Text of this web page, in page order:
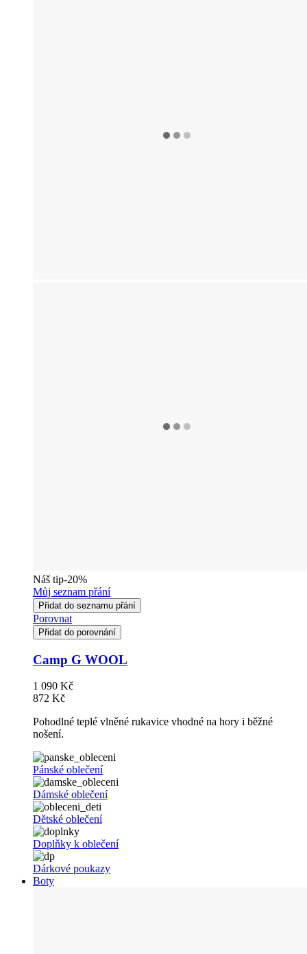
Náš tip-20%
Můj seznam přání
Přidat do seznamu přání
Porovnat
Přidat do porovnání
Camp G WOOL
1 090 Kč
872 Kč
Pohodlné teplé vlněné rukavice vhodné na hory i běžné
nošení.
Pánské oblečení
Dámské oblečení
Dětské oblečení
Doplňky k oblečení
Dárkové poukazy
Boty